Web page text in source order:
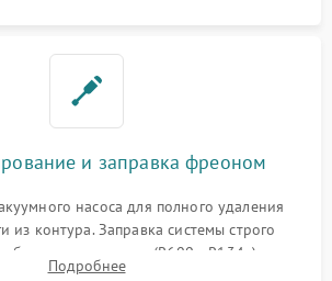
и заправка фреоном
насоса для полного удаления
из контура. Заправка системы строго
хладагента (R600a, R134a) по
Контроль рабочего давления в системе.
Подробнее